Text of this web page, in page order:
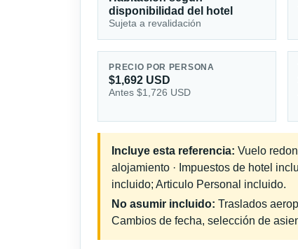
disponibilidad del hotel
Sujeta a revalidación
PRECIO POR PERSONA
$1,692 USD
Antes $1,726 USD
Incluye esta referencia: Vuelo
alojamiento · Impuestos de hotel
incluido; Articulo Personal incluido.
No asumir incluido: Traslados
Cambios de fecha, selección de